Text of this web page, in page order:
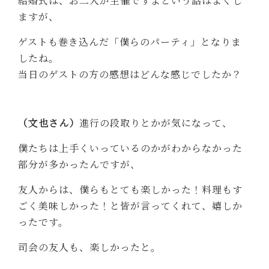
ますが、
ゲストも巻き込んだ「僕らのパーティ」となりま
したね。
当日のゲストの方の感想はどんな感じでしたか？
（文也さん） 進行の段取りとかが気になって、
僕たちは上手くいっているのかがわからなかった
部分が多かったんですが、
友人からは、僕らもとても楽しかった！料理もす
ごく美味しかった！と皆が言ってくれて、嬉しか
ったです。
司会の友人も、楽しかったと。